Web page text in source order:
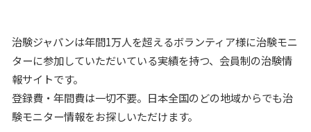
治験ジャパンは年間1万人を超えるボランティア様に治験モニ
ターに参加していただいている実績を持つ、会員制の治験情
報サイトです。
登録費・年間費は一切不要。日本全国のどの地域からでも治
験モニター情報をお探しいただけます。